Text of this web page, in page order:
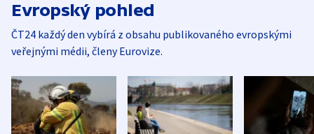
Evropský pohled
ČT24 každý den vybírá z obsahu publikovaného evropskými
veřejnými médii, členy Eurovize.